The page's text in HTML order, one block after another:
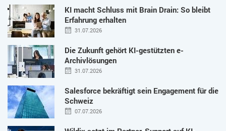
KI macht Schluss mit Brain Drain: So bleibt
Erfahrung erhalten
31.07.2026
Die Zukunft gehört KI-gestützten e-
Archivlösungen
31.07.2026
Salesforce bekräftigt sein Engagement für die
Schweiz
07.07.2026